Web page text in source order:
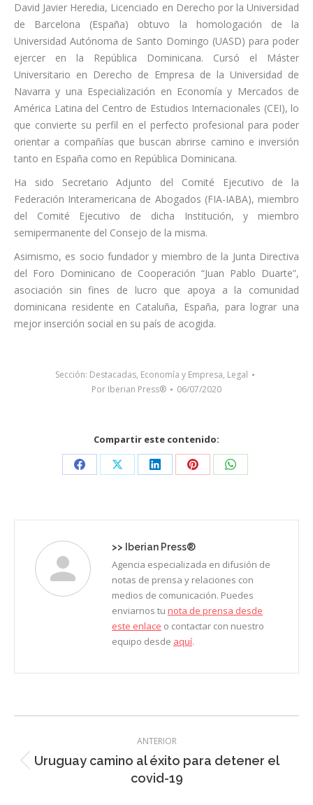
David Javier Heredia, Licenciado en Derecho por la Universidad
de Barcelona (España) obtuvo la homologación de la
Universidad Autónoma de Santo Domingo (UASD) para poder
ejercer en la República Dominicana. Cursó el Máster
Universitario en Derecho de Empresa de la Universidad de
Navarra y una Especialización en Economía y Mercados de
América Latina del Centro de Estudios Internacionales (CEI), lo
que convierte su perfil en el perfecto profesional para poder
orientar a compañías que buscan abrirse camino e inversión
tanto en España como en República Dominicana.
Ha sido Secretario Adjunto del Comité Ejecutivo de la
Federación Interamericana de Abogados (FIA-IABA), miembro
del Comité Ejecutivo de dicha Institución, y miembro
semipermanente del Consejo de la misma.
Asimismo, es socio fundador y miembro de la Junta Directiva
del Foro Dominicano de Cooperación “Juan Pablo Duarte”,
asociación sin fines de lucro que apoya a la comunidad
dominicana residente en Cataluña, España, para lograr una
mejor inserción social en su país de acogida.
Sección: Destacadas, Economía y Empresa, Legal
Por Iberian Press® 06/07/2020
Compartir este contenido:
Share
Facebook
Share
X
Share
LinkedIn
Share
Pinterest
Share
WhatsApp
>> Iberian Press®
Agencia especializada en difusión de
notas de prensa y relaciones con
medios de comunicación. Puedes
enviarnos tu nota de prensa desde
este enlace o contactar con nuestro
equipo desde aquí.
entre
ANTERIOR
Entrada
anterior:
Uruguay camino al éxito para detener el
covid-19